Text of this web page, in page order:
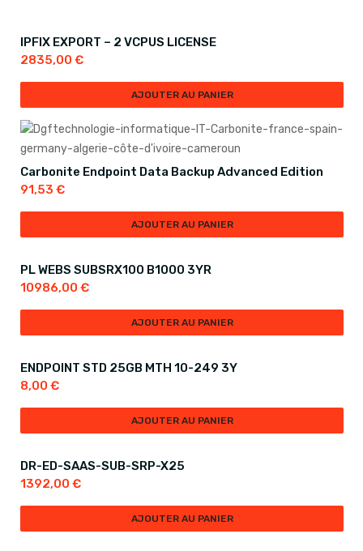
IPFIX EXPORT – 2 VCPUS LICENSE
2835,00 €
AJOUTER AU PANIER
Carbonite Endpoint Data Backup Advanced Edition
91,53 €
AJOUTER AU PANIER
PL WEBS SUBSRX100 B1000 3YR
10986,00 €
AJOUTER AU PANIER
ENDPOINT STD 25GB MTH 10-249 3Y
8,00 €
AJOUTER AU PANIER
DR-ED-SAAS-SUB-SRP-X25
1392,00 €
AJOUTER AU PANIER